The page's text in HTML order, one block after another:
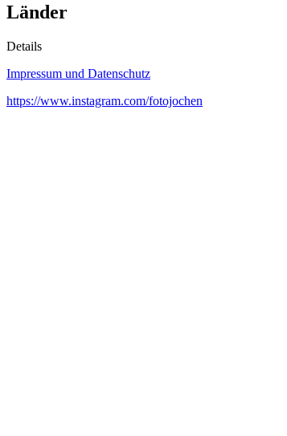
Länder
Details
Impressum und Datenschutz
https://www.instagram.com/fotojochen